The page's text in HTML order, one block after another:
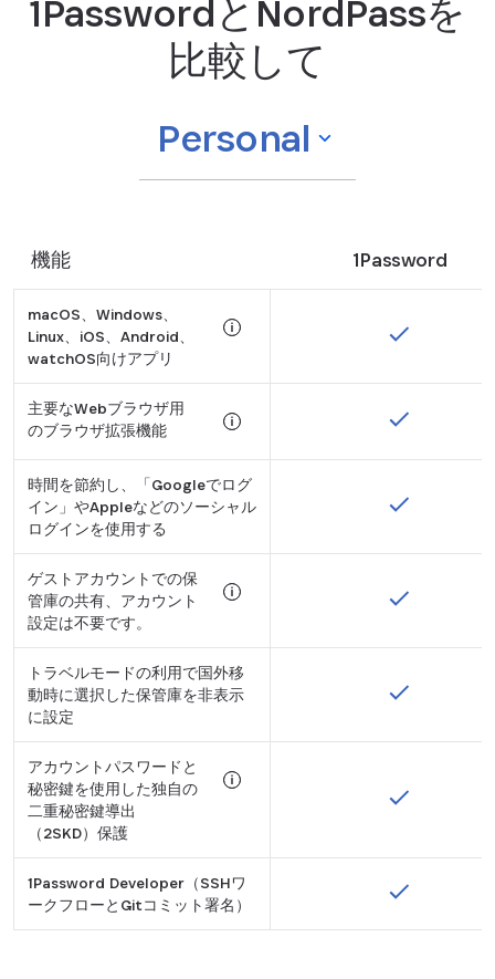
1PasswordとNordPassを
比較して
Personal
機能 1Password
macOS、Windows、
Linux、iOS、Android、
watchOS向けアプリ
NordPass は watchOS をサポートして
主要なWebブラウザ用
のブラウザ拡張機能
Tooltip:
どちらにも、Chrome、Safari、Firefox
時間を節約し、「Googleでログ
イン」やAppleなどのソーシャル
ログインを使用する
ゲストアカウントでの保
管庫の共有、アカウント
設定は不要です。
1Password Familiesプランでのみご利用
トラベルモードの利用で国外移
動時に選択した保管庫を非表示
に設定
アカウントパスワードと
秘密鍵を使用した独自の
二重秘密鍵導出
（2SKD）保護
詳細は当社のセキュリティホワイトペ
1Password Developer（SSHワ
ークフローとGitコミット署名）